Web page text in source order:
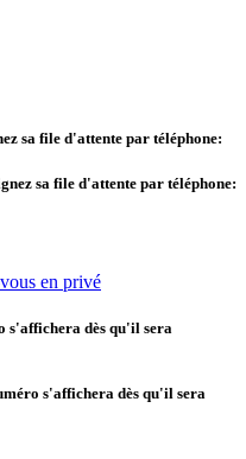
sa file d'attente par téléphone:
sa file d'attente par téléphone:
en privé
s'affichera dès qu'il sera
s'affichera dès qu'il sera